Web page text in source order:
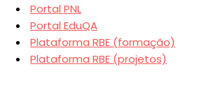
Portal PNL
Portal EduQA
Plataforma RBE (formação)
Plataforma RBE (projetos)